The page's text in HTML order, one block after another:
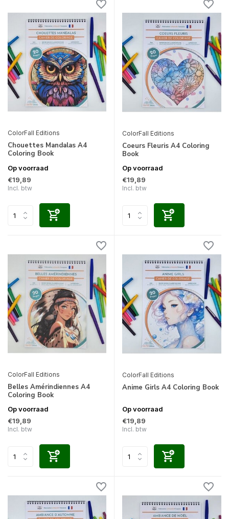
ColorFall Editions
Chouettes Mandalas A4
Coloring Book
Op voorraad
€19,89
Incl. btw
ColorFall Editions
Coeurs Fleuris A4 Coloring
Book
Op voorraad
€19,89
Incl. btw
ColorFall Editions
Belles Amérindiennes A4
Coloring Book
Op voorraad
€19,89
Incl. btw
ColorFall Editions
Anime Girls A4 Coloring Book
Op voorraad
€19,89
Incl. btw